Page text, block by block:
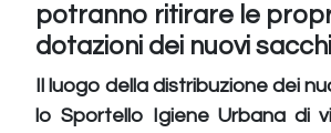
potranno ritirare le
dotazioni dei nuovi
Il luogo della distribuzione dei
lo Sportello Igiene Urbana di